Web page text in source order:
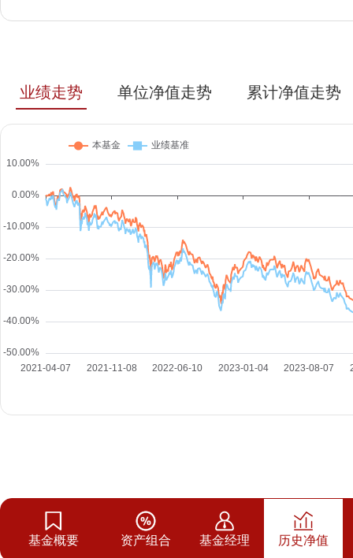
业绩走势 单位净值走势 累计净值走势
基金概要 资产组合 基金经理 历史净值